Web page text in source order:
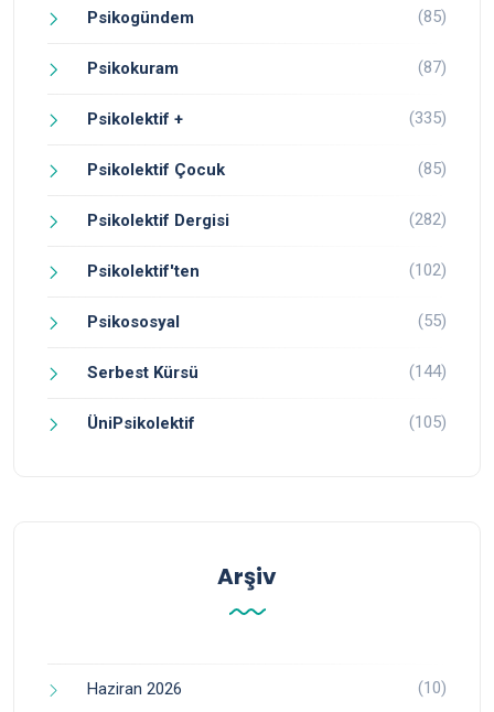
Psikogündem (85)
Psikokuram (87)
Psikolektif + (335)
Psikolektif Çocuk (85)
Psikolektif Dergisi (282)
Psikolektif'ten (102)
Psikososyal (55)
Serbest Kürsü (144)
ÜniPsikolektif (105)
Arşiv
Haziran 2026 (10)